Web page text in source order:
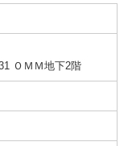
ＯＭＭ地下2階